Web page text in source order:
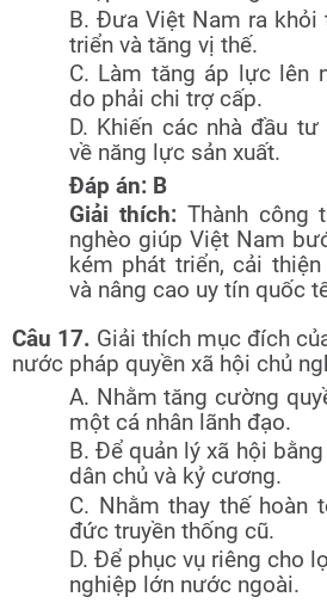
B. Đưa Việt Nam ra khỏi
triển và tăng vị thế.
C. Làm tăng áp lực lên
do phải chi trợ cấp.
D. Khiến các nhà đầu
về năng lực sản xuất.
Đáp án: B
Giải thích: Thành công
nghèo giúp Việt Nam
kém phát triển, cải
và nâng cao uy tín quốc
Câu 17. Giải thích mục đích
nước pháp quyền xã hội chủ
A. Nhằm tăng cường
một cá nhân lãnh đạo.
B. Để quản lý xã hội
dân chủ và kỷ cương.
C. Nhằm thay thế hoàn
đức truyền thống cũ.
D. Để phục vụ riêng cho
nghiệp lớn nước ngoài.